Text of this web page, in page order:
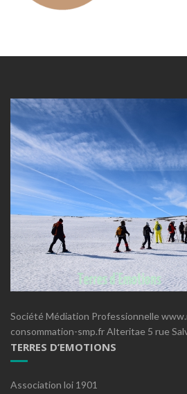
Société Médiation Professionnelle
consommation-smp.fr Alteritae 5 rue
TERRES D’EMOTIONS
Association loi 1901